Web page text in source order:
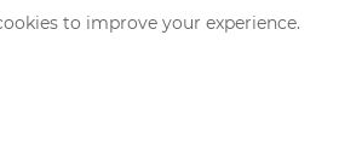
to improve your experience.